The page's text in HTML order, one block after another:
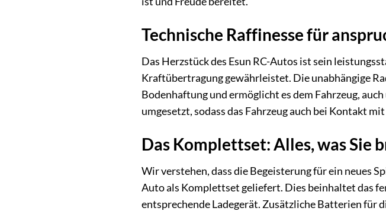
Technische Raffinesse für
Das Herzstück des Esun RC-Autos ist sein
Kraftübertragung gewährleistet. Die unabhängige
Bodenhaftung und ermöglicht es dem Fahrzeug,
umgesetzt, sodass das Fahrzeug auch bei Kontakt
Das Komplettset: Alles, was Sie
Wir verstehen, dass die Begeisterung für ein neues
Auto als Komplettset geliefert. Dies beinhaltet das
entsprechende Ladegerät. Zusätzliche Batterien für